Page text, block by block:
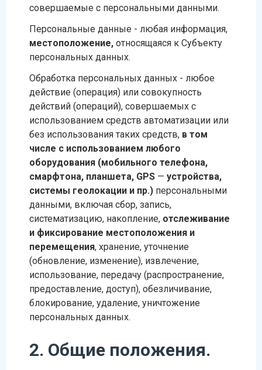
совершаемые с персональными данными.
Персональные данные - любая информация,
местоположение, относящаяся к Субъекту
персональных данных.
Обработка персональных данных - любое
действие (операция) или совокупность
действий (операций), совершаемых с
использованием средств автоматизации или
без использования таких средств, в том
числе с использованием любого
оборудования (мобильного телефона,
смарфтона, планшета, GPS — устройства,
системы геолокации и пр.) персональными
данными, включая сбор, запись,
систематизацию, накопление, отслеживание
и фиксирование местоположения и
перемещения, хранение, уточнение
(обновление, изменение), извлечение,
использование, передачу (распространение,
предоставление, доступ), обезличивание,
блокирование, удаление, уничтожение
персональных данных.
2. Общие положения.